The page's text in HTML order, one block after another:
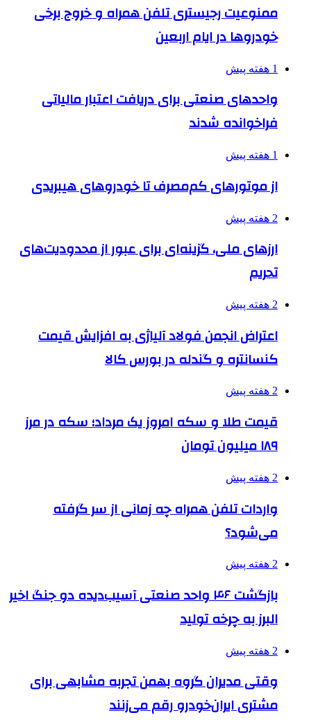
ممنوعیت رجیستری تلفن همراه و خروج برخی
خودروها در ایام اربعین
1 هفته پیش
واحدهای صنعتی برای دریافت اعتبار مالیاتی
فراخوانده شدند
1 هفته پیش
از موتورهای کم‌مصرف تا خودروهای هیبریدی
2 هفته پیش
ارزهای ملی، گزینه‌ای برای عبور از محدودیت‌های
تحریم
2 هفته پیش
اعتراض انجمن فولاد آلیاژی به افزایش قیمت
کنسانتره و گندله در بورس کالا
2 هفته پیش
قیمت طلا و سکه امروز یک مرداد؛ سکه در مرز
۱۸۹ میلیون تومان
2 هفته پیش
واردات تلفن همراه چه زمانی از سر گرفته
می‌شود؟
2 هفته پیش
بازگشت ۴۶ واحد صنعتی آسیب‌دیده دو جنگ اخیر
البرز به چرخه تولید
2 هفته پیش
وقتی مدیران گروه بهمن تجربه مشابهی برای
مشتری ایران‌خودرو رقم می‌زنند